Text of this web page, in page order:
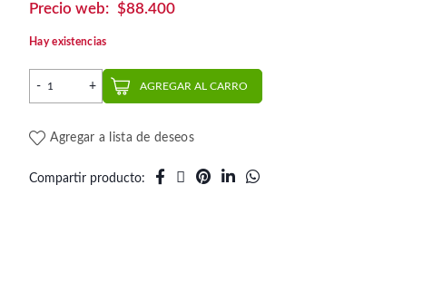
$88.400
Hay existencias
Papel Articular Metálico Shimstock | Great Lakes cantidad
AGREGAR AL CARRO
Agregar a lista de deseos
Compartir producto